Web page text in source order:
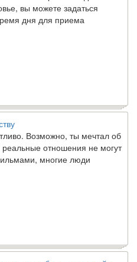
дня для приема
Возможно, ты мечтал об
реальные отношения не могут
многие люди